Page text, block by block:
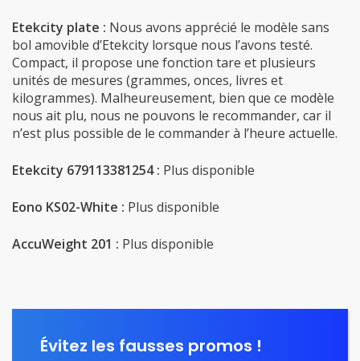
Etekcity plate : Nous avons apprécié le modèle sans
bol amovible d’Etekcity lorsque nous l’avons testé.
Compact, il propose une fonction tare et plusieurs
unités de mesures (grammes, onces, livres et
kilogrammes). Malheureusement, bien que ce modèle
nous ait plu, nous ne pouvons le recommander, car il
n’est plus possible de le commander à l’heure actuelle.
Etekcity 679113381254 : Plus disponible
Eono ‎KS02-White : Plus disponible
AccuWeight 201 : Plus disponible
Évitez les fausses promos !